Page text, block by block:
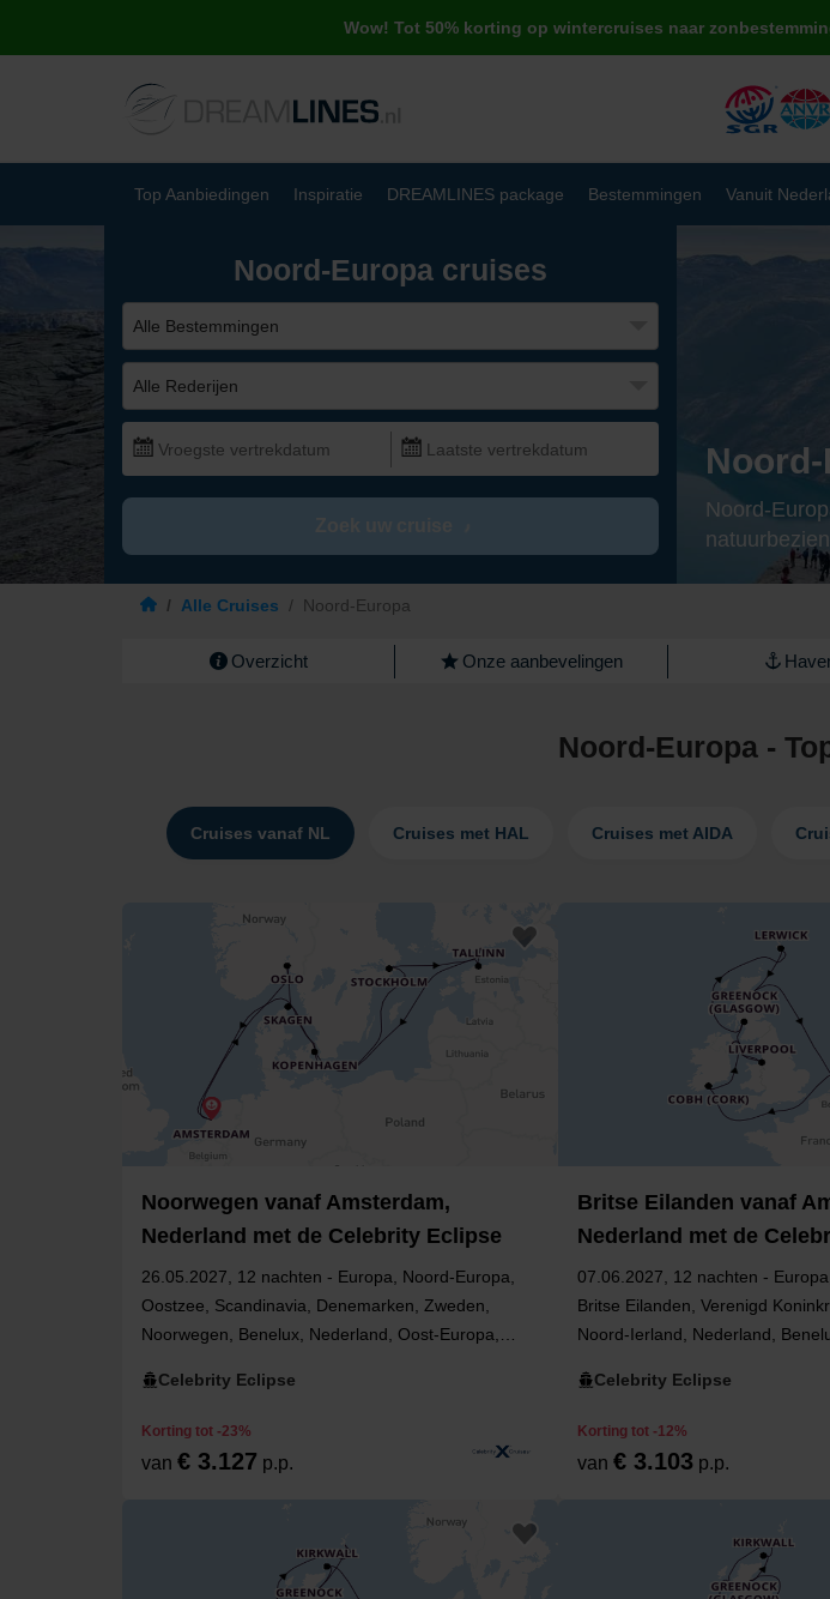
Wow! Tot 50% korting op wintercruises naar
Top Aanbiedingen Inspiratie DREAMLINES package Bestemmingen Vanuit
Noord-Europa cruises
Alle Bestemmingen
Alle Rederijen
Noord-
/ Alle Cruises / Noord-Europa
Overzicht Onze aanbevelingen
Noord-Europa -
Cruises vanaf NL Cruises met HAL Cruises met AIDA
Noorwegen vanaf Amsterdam,
Nederland met de Celebrity Eclipse
26.05.2027, 12 nachten - Europa, Noord-Europa,
Oostzee, Scandinavia, Denemarken, Zweden,
Noorwegen, Benelux, Nederland, Oost-Europa,
Celebrity Eclipse
Korting tot -23%
van € 3.127 p.p.
Britse Eilanden vanaf
Nederland met de
07.06.2027, 12 nachten -
Britse Eilanden, Verenigd
Noord-Ierland, Nederland,
Celebrity Eclipse
Korting tot -12%
van € 3.103 p.p.